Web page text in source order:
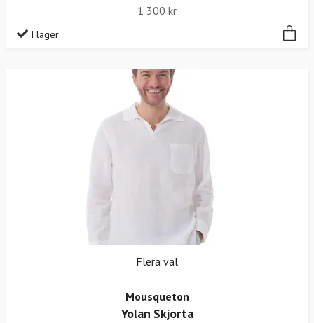
1 300 kr
I lager
Flera val
Mousqueton
Yolan Skjorta